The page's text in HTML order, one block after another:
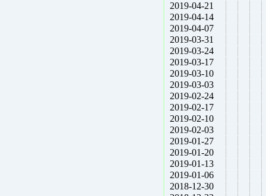
2019-04-21
2019-04-14
2019-04-07
2019-03-31
2019-03-24
2019-03-17
2019-03-10
2019-03-03
2019-02-24
2019-02-17
2019-02-10
2019-02-03
2019-01-27
2019-01-20
2019-01-13
2019-01-06
2018-12-30